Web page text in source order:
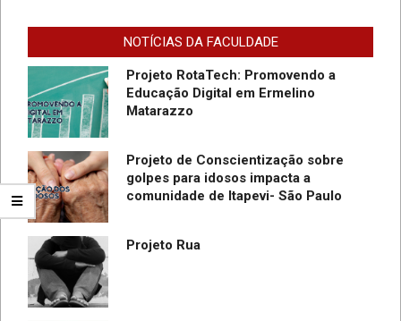
NOTÍCIAS DA FACULDADE
Promover Segurança na Internet
Projeto RotaTech: Promovendo a
Educação Digital em Ermelino
Matarazzo
Projeto de Conscientização sobre
golpes para idosos impacta a
comunidade de Itapevi- São Paulo
Projeto Rua